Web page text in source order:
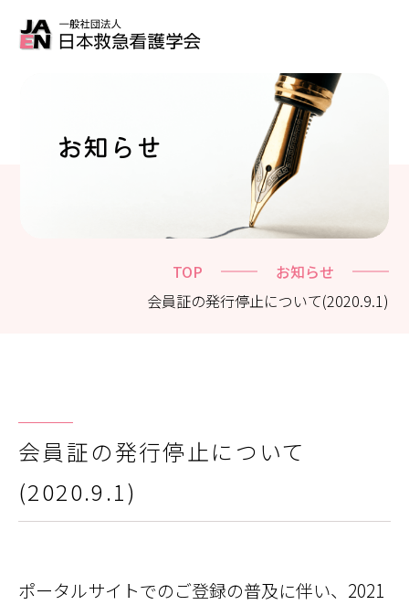
お知らせ
TOP
お知らせ
会員証の発行停止について(2020.9.1)
会員証の発行停止について
(2020.9.1)
ポータルサイトでのご登録の普及に伴い、2021